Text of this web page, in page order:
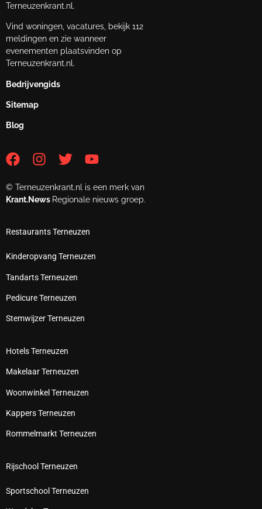
Terneuzenkrant.nl.
Vind woningen, vacatures, bekijk 112
meldingen en zie wanneer
evenementen plaatsvinden op
Terneuzenkrant.nl.
Bedrijvengids
Sitemap
Blog
© Terneuzenkrant.nl is een merk van
Krant.News Regionale nieuws groep.
Restaurants Terneuzen
Kinderopvang Terneuzen
Tandarts Terneuzen
Pedicure Terneuzen
Stemwijzer Terneuzen
Hotels Terneuzen
Makelaar Terneuzen
Woonwinkel Terneuzen
Kappers Terneuzen
Rommelmarkt Terneuzen
Rijschool Terneuzen
Sportschool Terneuzen